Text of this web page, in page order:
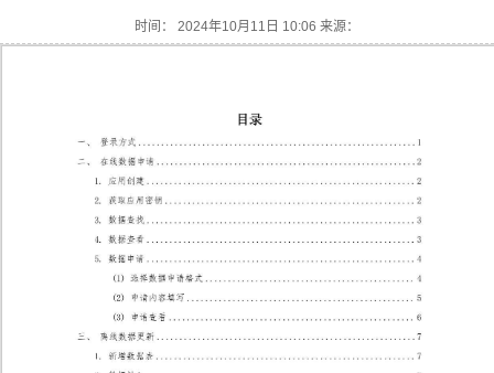
时间： 2024年10月11日 10:06 来源：